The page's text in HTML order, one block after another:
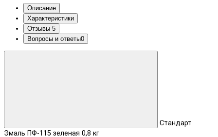
Описание
Характеристики
Отзывы 5
Вопросы и ответы0
Стандарт
Эмаль ПФ-115 зеленая 0,8 кг